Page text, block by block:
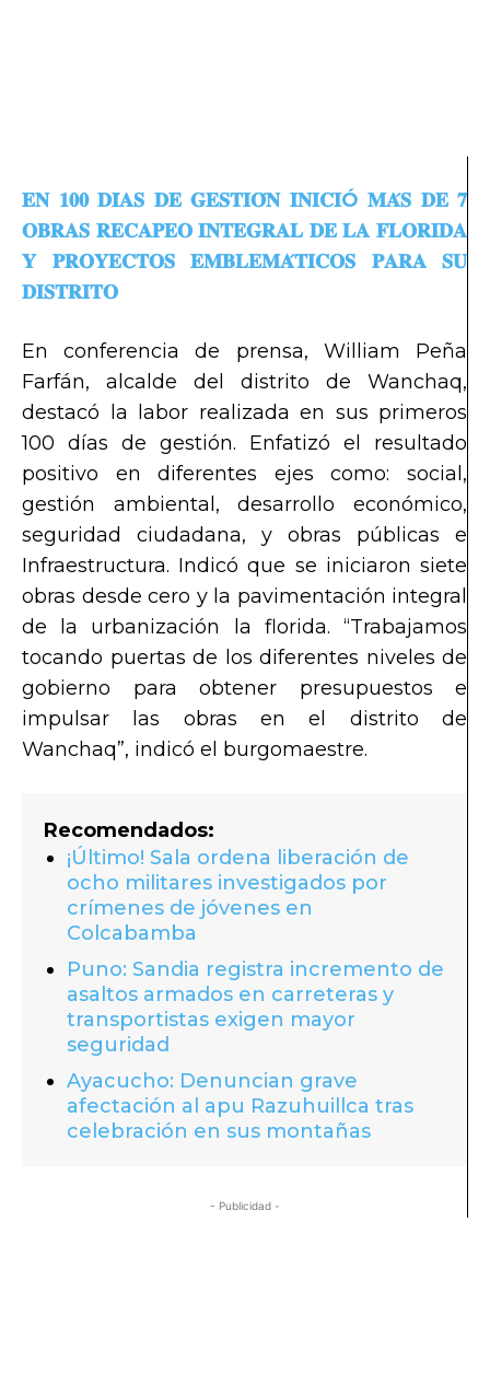
𝐄𝐍 𝟏𝟎𝟎 𝐃𝐈́𝐀𝐒 𝐃𝐄 𝐆𝐄𝐒𝐓𝐈𝐎́𝐍 𝐈𝐍𝐈𝐂𝐈Ó 𝐌𝐀́𝐒 𝐃𝐄 𝟕
𝐎𝐁𝐑𝐀𝐒 𝐑𝐄𝐂𝐀𝐏𝐄𝐎 𝐈𝐍𝐓𝐄𝐆𝐑𝐀𝐋 𝐃𝐄 𝐋𝐀 𝐅𝐋𝐎𝐑𝐈𝐃𝐀
𝐘 𝐏𝐑𝐎𝐘𝐄𝐂𝐓𝐎𝐒 𝐄𝐌𝐁𝐋𝐄𝐌𝐀́𝐓𝐈𝐂𝐎𝐒 𝐏𝐀𝐑𝐀 𝐒𝐔
𝐃𝐈𝐒𝐓𝐑𝐈𝐓𝐎
En conferencia de prensa, William Peña
Farfán, alcalde del distrito de Wanchaq,
destacó la labor realizada en sus primeros
100 días de gestión. Enfatizó el resultado
positivo en diferentes ejes como: social,
gestión ambiental, desarrollo económico,
seguridad ciudadana, y obras públicas e
Infraestructura. Indicó que se iniciaron siete
obras desde cero y la pavimentación integral
de la urbanización la florida. “Trabajamos
tocando puertas de los diferentes niveles de
gobierno para obtener presupuestos e
impulsar las obras en el distrito de
Wanchaq”, indicó el burgomaestre.
Recomendados:
¡Último! Sala ordena liberación de
ocho militares investigados por
crímenes de jóvenes en
Colcabamba
Puno: Sandia registra incremento de
asaltos armados en carreteras y
transportistas exigen mayor
seguridad
Ayacucho: Denuncian grave
afectación al apu Razuhuillca tras
celebración en sus montañas
- Publicidad -